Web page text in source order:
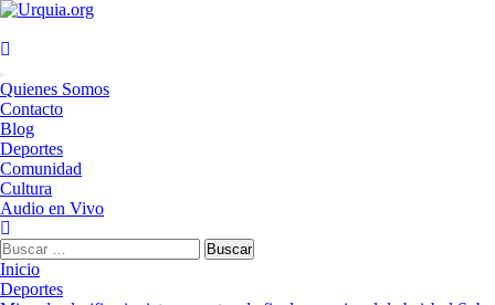
Saltar
contenido
Menú
principal
Quienes Somos
Contacto
Blog
Deportes
Comunidad
Cultura
Audio en Vivo
Buscar:
Inicio
Deportes